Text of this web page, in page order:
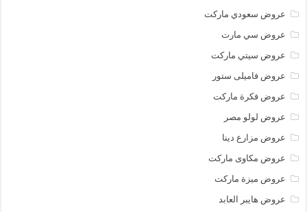
عروض سعودي ماركت
عروض سي مارت
عروض سيتي ماركت
عروض فاميلى ستور
عروض فكرة ماركت
عروض لولو مصر
عروض مزارع دينا
عروض مكاوى ماركت
عروض ميزة ماركت
عروض هايبر العابد